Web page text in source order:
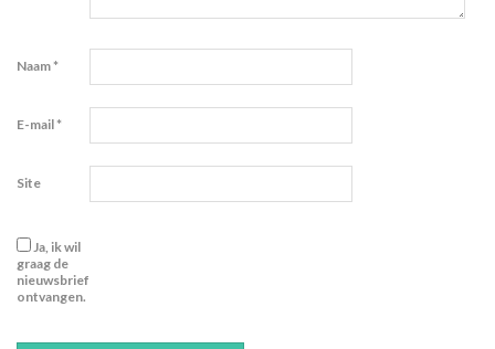
Naam*
E-mail*
Site
Ja, ik wil
graag de
nieuwsbrief
ontvangen.